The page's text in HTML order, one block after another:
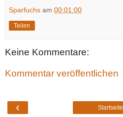
Sparfuchs am 00:01:00
Teilen
Keine Kommentare:
Kommentar veröffentlichen
‹ Startseite